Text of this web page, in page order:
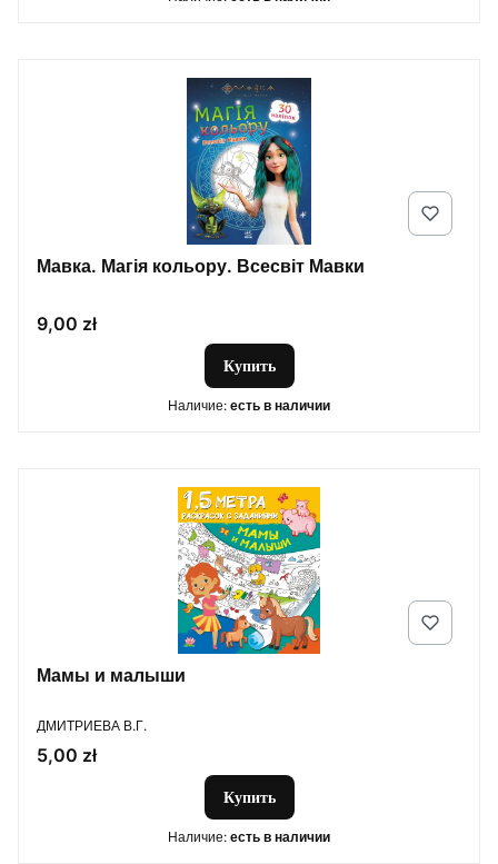
Мавка. Магія кольору. Всесвіт Мавки
Цена
9,00 zł
Купить
Наличие: есть в наличии
Мамы и малыши
ПРОИЗВОДИТЕЛЬ
ДМИТРИЕВА В.Г.
Цена
5,00 zł
Купить
Наличие: есть в наличии